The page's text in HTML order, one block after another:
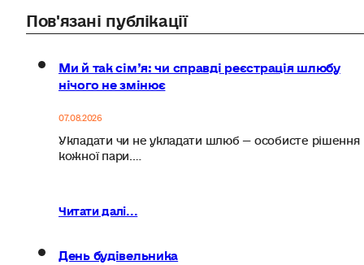
Пов'язані публікації
Ми й так сім’я: чи справді реєстрація шлюбу
нічого не змінює
07.08.2026
Укладати чи не укладати шлюб — особисте рішення
кожної пари.…
Читати далі...
День будівельника